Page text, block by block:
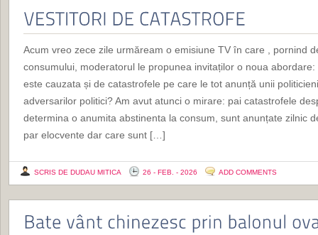
Acum vreo zece zile urmăream o emisiune TV în care , pornind
consumului, moderatorul le propunea invitaților o noua
este cauzata și de catastrofele pe care le tot anunță unii
adversarilor politici? Am avut atunci o mirare: pai catastrofele
determina o anumita abstinenta la consum, sunt anunțate zilnic
par elocvente dar care sunt […]
SCRIS DE DUDAU MITICA 26 - FEB. - 2026 ADD COMMENTS